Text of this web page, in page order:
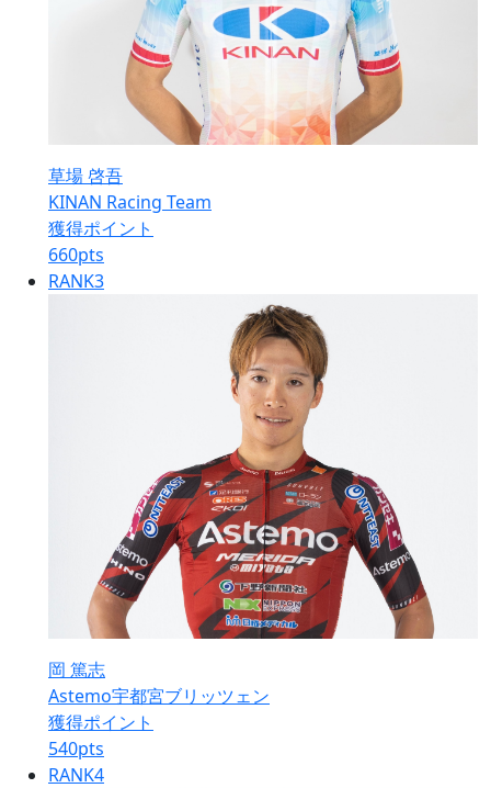
草場 啓吾
KINAN Racing Team
獲得ポイント
660pts
RANK3
岡 篤志
Astemo宇都宮ブリッツェン
獲得ポイント
540pts
RANK4